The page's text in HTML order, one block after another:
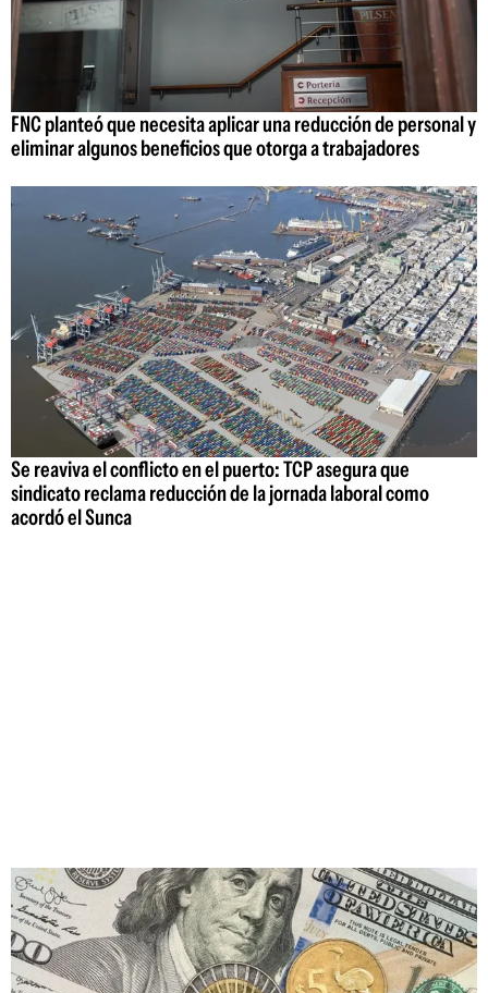
FNC planteó que necesita aplicar una reducción de personal y
eliminar algunos beneficios que otorga a trabajadores
Se reaviva el conflicto en el puerto: TCP asegura que
sindicato reclama reducción de la jornada laboral como
acordó el Sunca